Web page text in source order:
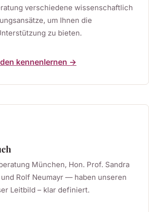
verschiedene wissenschaftlich
um Ihnen die
zu bieten.
kennenlernen →
München, Hon. Prof. Sandra
Rolf Neumayr — haben unseren
Leitbild – klar definiert.